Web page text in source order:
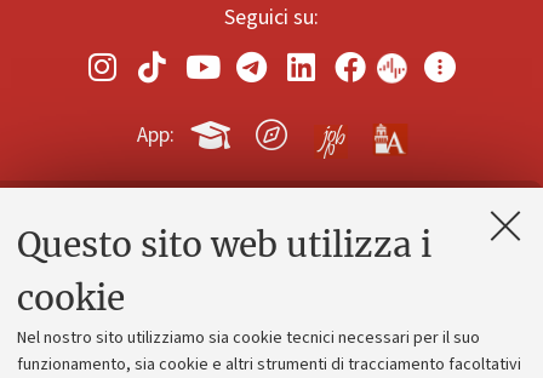
Questo sito web utilizza i
cookie
Nel nostro sito utilizziamo sia cookie tecnici necessari per il suo
funzionamento, sia cookie e altri strumenti di tracciamento facoltativi
Seguici su:
App:
Contatti e PEC
Alumni community